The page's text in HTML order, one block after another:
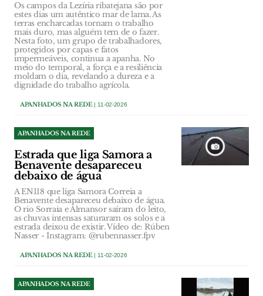
Os campos da Lezíria ribatejana são por
estes dias um autêntico mar de lama. As
terras encharcadas tornam o trabalho
mais duro, mas alguém tem de o fazer.
Nesta foto, um grupo de trabalhadores,
protegidos por capas e fatos
impermeáveis, continua a apanha. No
meio do temporal, a força e a resiliência
moldam o dia, revelando a dureza e a
dignidade do trabalho agrícola.
APANHADOS NA REDE| 11-02-2026
APANHADOS NA REDE
Estrada que liga Samora a
Benavente desapareceu
debaixo de água
A EN118 que liga Samora Correia a
Benavente desapareceu debaixo de água.
O rio Sorraia e Almansor saíram do leito,
as chuvas intensas saturaram os solos e a
estrada deixou de existir. Vídeo de: Rúben
Nasser - Instagram: @rubennasser.fpv
APANHADOS NA REDE| 11-02-2026
APANHADOS NA REDE